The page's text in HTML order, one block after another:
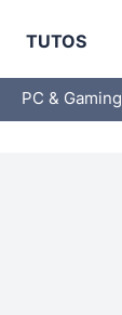
TUTOS
PC & Gaming